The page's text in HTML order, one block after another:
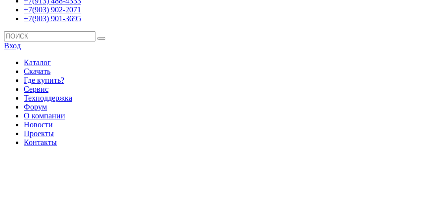
+7(903) 902-2071
+7(903) 901-3695
Вход
Каталог
Скачать
Где купить?
Сервис
Техподдержка
Форум
О компании
Новости
Проекты
Контакты